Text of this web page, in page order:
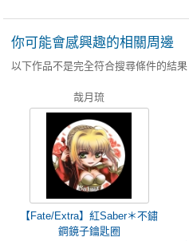
你可能會感興趣的相關周邊
以下作品不是完全符合搜尋條件的結果
哉月琉
【Fate/Extra】紅Saber＊不鏽
鋼鏡子鑰匙圈